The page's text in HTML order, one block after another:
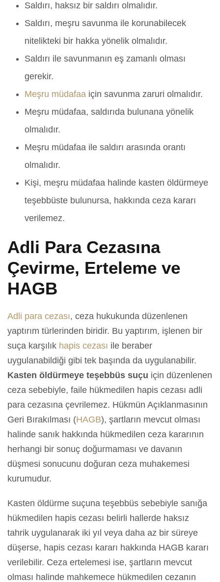
Saldırı, haksız bir saldırı olmalıdır.
Saldırı, meşru savunma ile korunabilecek
nitelikteki bir hakka yönelik olmalıdır.
Saldırı ile savunmanın eş zamanlı olması
gerekir.
Meşru müdafaa için savunma zaruri olmalıdır.
Meşru müdafaa, saldırıda bulunana yönelik
olmalıdır.
Meşru müdafaa ile saldırı arasında orantı
olmalıdır.
Kişi, meşru müdafaa halinde kasten öldürmeye
teşebbüste bulunursa, hakkında ceza kararı
verilemez.
Adli Para Cezasına
Çevirme, Erteleme ve
HAGB
Adli para cezası, ceza hukukunda düzenlenen
yaptırım türlerinden biridir. Bu yaptırım, işlenen bir
suça karşılık hapis cezası ile beraber
uygulanabildiği gibi tek başında da uygulanabilir.
Kasten öldürmeye teşebbüs suçu için düzenlenen
ceza sebebiyle, faile hükmedilen hapis cezası adli
para cezasına çevrilemez. Hükmün Açıklanmasının
Geri Bırakılması (HAGB), şartların mevcut olması
halinde sanık hakkında hükmedilen ceza kararının
herhangi bir sonuç doğurmaması ve davanın
düşmesi sonucunu doğuran ceza muhakemesi
kurumudur.
Kasten öldürme suçuna teşebbüs sebebiyle sanığa
hükmedilen hapis cezası belirli hallerde haksız
tahrik uygulanarak iki yıl veya daha az bir süreye
düşerse, hapis cezası kararı hakkında HAGB kararı
verilebilir. Ceza ertelemesi ise, şartların mevcut
olması halinde mahkemece hükmedilen cezanın